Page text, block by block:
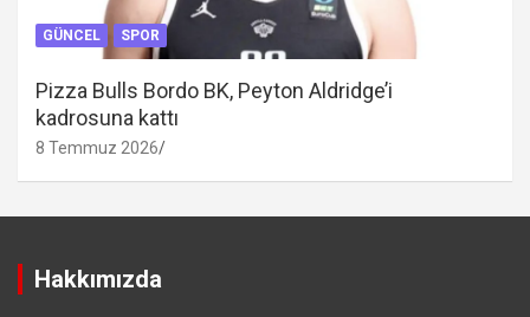
GÜNCEL SPOR
Pizza Bulls Bordo BK, Peyton Aldridge’i
kadrosuna kattı
8 Temmuz 2026
Hakkımızda